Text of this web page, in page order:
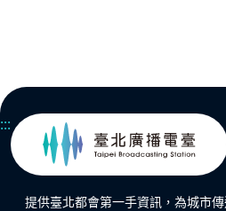
:::
提供臺北都會第一手資訊，為城市傳